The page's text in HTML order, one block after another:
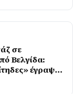
σε
Βελγίδα:
έγραψε